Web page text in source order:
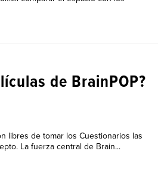
de BrainPOP?
libres de tomar los Cuestionarios las
La fuerza central de Brain...